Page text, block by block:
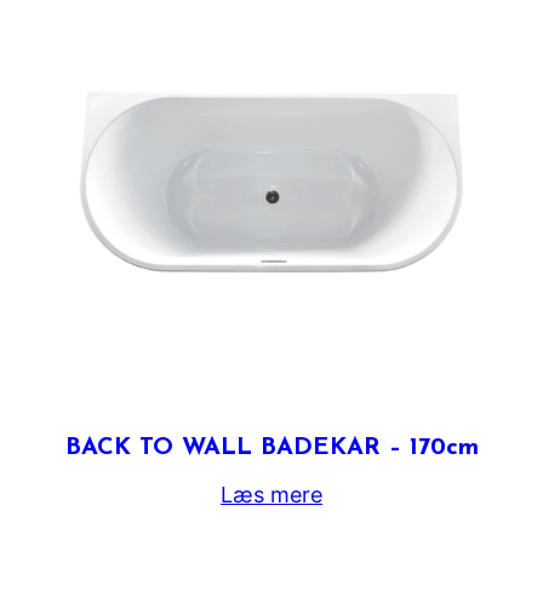
BACK TO WALL BADEKAR – 170cm
Læs mere